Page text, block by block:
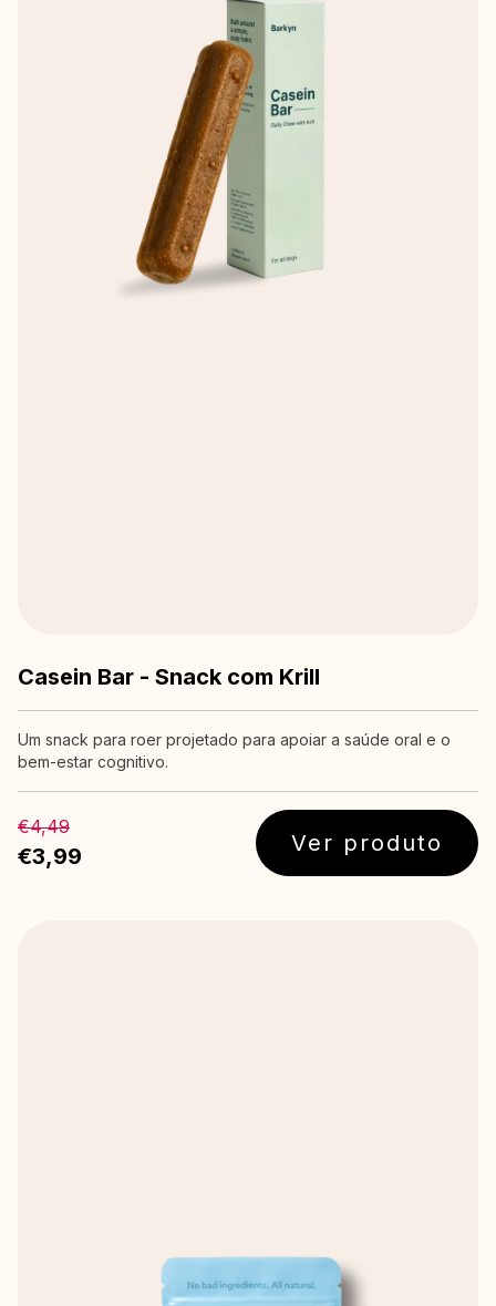
Casein Bar - Snack com Krill
Um snack para roer projetado para apoiar a saúde oral e o
bem-estar cognitivo.
€4,49
€3,99 Ver produto